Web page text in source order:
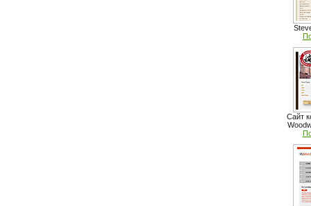
Сайт